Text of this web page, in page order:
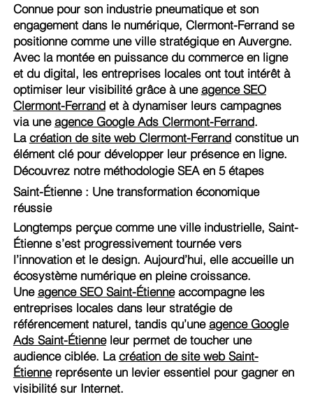
Connue pour son industrie pneumatique et son
engagement dans le numérique, Clermont-Ferrand se
positionne comme une ville stratégique en Auvergne.
Avec la montée en puissance du commerce en ligne
et du digital, les entreprises locales ont tout intérêt à
optimiser leur visibilité grâce à uneagence SEO
Clermont-Ferrandet à dynamiser leurs campagnes
via uneagence Google Ads Clermont-Ferrand.
Lacréation de site web Clermont-Ferrandconstitue un
élément clé pour développer leur présence en ligne.
Saint-Étienne : Une transformation économique
réussie
Longtemps perçue comme une ville industrielle, Saint-
Étienne s’est progressivement tournée vers
l’innovation et le design. Aujourd’hui, elle accueille un
écosystème numérique en pleine croissance.
Uneagence SEO Saint-Étienneaccompagne les
entreprises locales dans leur stratégie de
référencement naturel, tandis qu’uneagence Google
Ads Saint-Étienneleur permet de toucher une
audience ciblée. Lacréation de site web Saint-
Étiennereprésente un levier essentiel pour gagner en
visibilité sur Internet.
Découvrez notre méthodologie SEA en 5 étapes